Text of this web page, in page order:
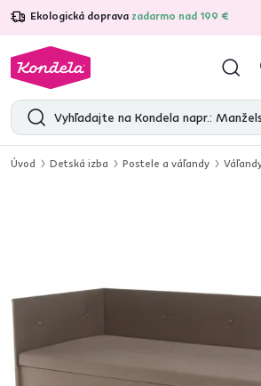
Ekologická doprava zadarmo nad 199 €
4,7 31 285overených
Úvod Detská izba Postele a váľandy